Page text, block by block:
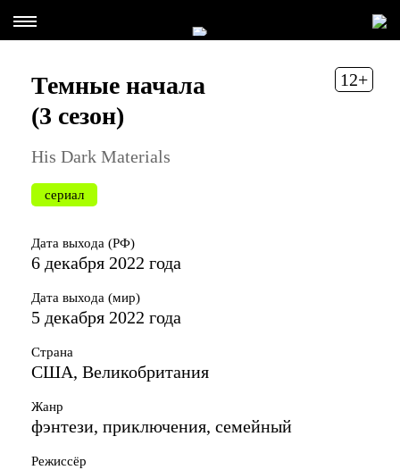
12+
Темные начала
(3 сезон)
His Dark Materials
сериал
Дата выхода (РФ)
6 декабря 2022 года
Дата выхода (мир)
5 декабря 2022 года
Страна
США, Великобритания
Жанр
фэнтези, приключения, семейный
Режиссёр